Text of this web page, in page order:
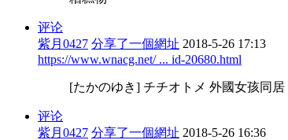
评论
紫月0427 分享了一個網址 2018-5-26 17:13
https://www.wnacg.net/ ... id-20680.html
[たかのゆき] チチオトメ 外國女孩同居
评论
紫月0427 分享了一個網址 2018-5-26 16:36